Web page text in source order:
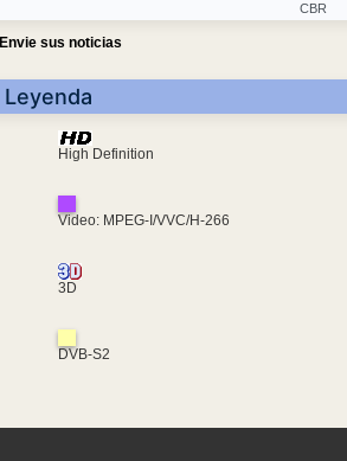
CBR
Envie sus noticias
Leyenda
High Definition
Video: MPEG-I/VVC/H-266
3D
DVB-S2